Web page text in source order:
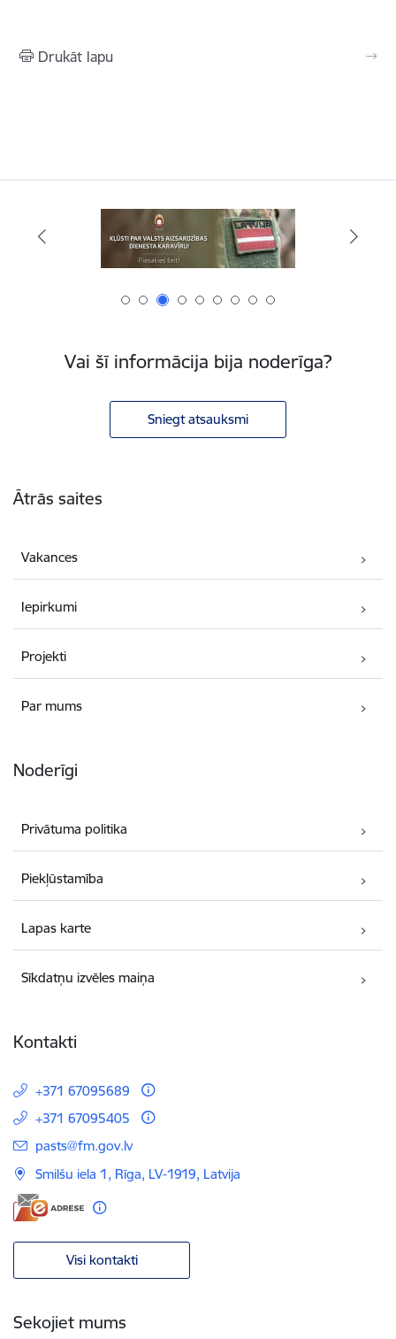
Drukāt lapu
Vai šī informācija bija noderīga?
Sniegt atsauksmi
Ātrās saites
Vakances
Iepirkumi
Projekti
Par mums
Noderīgi
Privātuma politika
Piekļūstamība
Lapas karte
Sīkdatņu izvēles maiņa
Kontakti
+371 67095689
+371 67095405
E-pasts:
pasts@fm.gov.lv
Smilšu iela 1, Rīga, LV-1919, Latvija
Visi kontakti
Sekojiet mums